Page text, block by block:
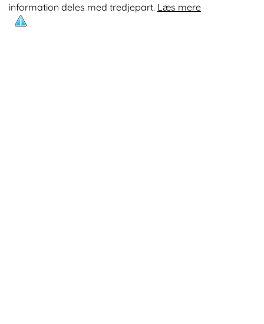
information deles med tredjepart. Læs mere
Odin R900 Romaskine
Odin S900 Spinningcykel